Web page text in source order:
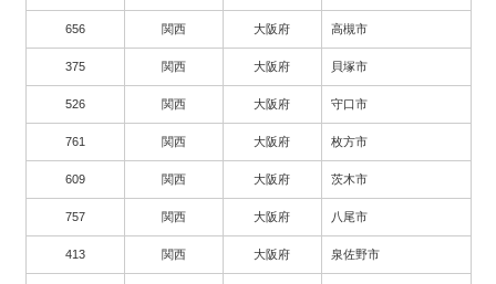
656 関西 大阪府 高槻市
375 関西 大阪府 貝塚市
526 関西 大阪府 守口市
761 関西 大阪府 枚方市
609 関西 大阪府 茨木市
757 関西 大阪府 八尾市
413 関西 大阪府 泉佐野市